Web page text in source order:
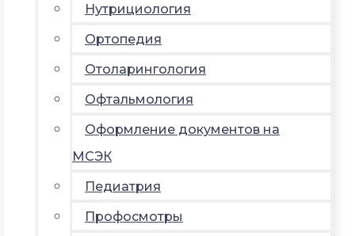
Нутрициология
Ортопедия
Отоларингология
Офтальмология
Оформление документов на
МСЭК
Педиатрия
Профосмотры